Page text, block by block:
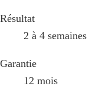
Résultat
2 à 4 semaines
Garantie
12 mois